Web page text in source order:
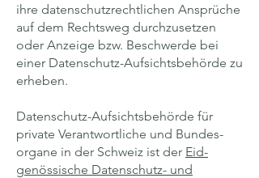
ihre daten­schutz­rechtlichen Ansprüche
auf dem Recht­sweg durch­zusetzen
oder Anzeige bzw. Beschwerde bei
einer Daten­schutz-Auf­sichts­behörde zu
erheben.
Daten­schutz-Aufsichts­behörde für
private Verantwortliche und Bundes­
organe in der Schweiz ist der Eid­
genössische Daten­schutz- und